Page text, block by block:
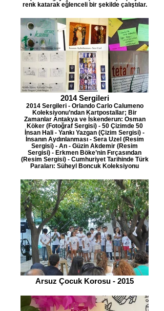
renk katarak eğlenceli bir şekilde çalıştılar.
2014 Sergileri
2014 Sergileri - Orlando Carlo Calumeno
Koleksiyonu’ndan Kartpostallar; Bir
Zamanlar Antakya ve İskenderun: Osman
Köker (Fotoğraf Sergisi) - 50 Çizimde 50
İnsan Hali - Yankı Yazgan (Çizim Sergisi) -
İnsanın Aydınlanması - Sera Uzel (Resim
Sergisi) - An - Güzin Akdemir (Resim
Sergisi) - Erkmen Böke’nin Fırçasından
(Resim Sergisi) - Cumhuriyet Tarihinde Türk
Paraları: Süheyl Boncuk Koleksiyonu
Arsuz Çocuk Korosu - 2015